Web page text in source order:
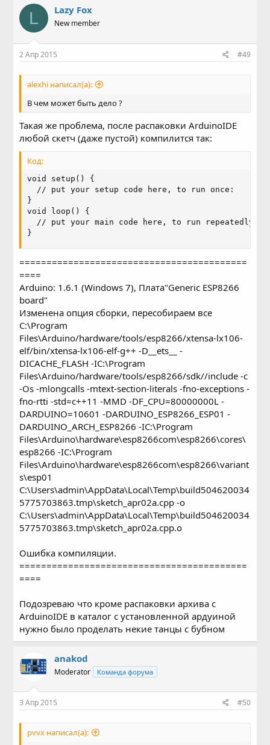
L Lazy Fox
New member
2 Апр 2015 #49
alexhi написал(а):
В чем может быть дело ?
Такая же проблема, после распаковки ArduinoIDE
любой скетч (даже пустой) компилится так:
Код:
void setup() {
  // put your setup code here, to run once:
}
void loop() {
  // put your main code here, to run repeatedly:
}
==========================================
====
Arduino: 1.6.1 (Windows 7), Плата"Generic ESP8266
board"
Изменена опция сборки, пересобираем все
C:\Program
Files\Arduino/hardware/tools/esp8266/xtensa-lx106-
elf/bin/xtensa-lx106-elf-g++ -D__ets__ -
DICACHE_FLASH -IC:\Program
Files\Arduino/hardware/tools/esp8266/sdk//include -c
-Os -mlongcalls -mtext-section-literals -fno-exceptions -
fno-rtti -std=c++11 -MMD -DF_CPU=80000000L -
DARDUINO=10601 -DARDUINO_ESP8266_ESP01 -
DARDUINO_ARCH_ESP8266 -IC:\Program
Files\Arduino\hardware\esp8266com\esp8266\cores\
esp8266 -IC:\Program
Files\Arduino\hardware\esp8266com\esp8266\variant
s\esp01
C:\Users\admin\AppData\Local\Temp\build504620034
5775703863.tmp\sketch_apr02a.cpp -o
C:\Users\admin\AppData\Local\Temp\build504620034
5775703863.tmp\sketch_apr02a.cpp.o
Ошибка компиляции.
==========================================
====
Подозреваю что кроме распаковки архива с
ArduinoIDE в каталог с установленной ардуиной
нужно было проделать некие танцы с бубном
anakod
Moderator Команда форума
3 Апр 2015 #50
pvvx написал(а):